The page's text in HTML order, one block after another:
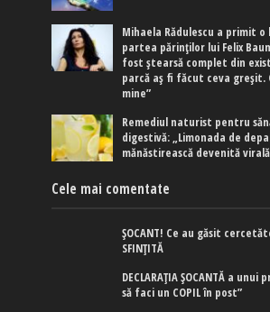
Mihaela Rădulescu a primit
partea părinților lui Felix
fost ștearsă complet din
parcă aș fi făcut ceva greșit.
mine”
Remediul naturist pentru
digestivă: „Limonada de
mănăstirească devenită virală
Cele mai comentate
ȘOCANT! Ce au găsit
SFINȚITĂ
DECLARAȚIA ȘOCANTĂ a
să faci un COPIL în post”